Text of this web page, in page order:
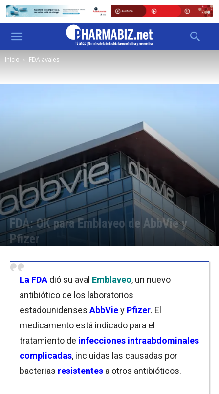
Inicio FDA avales
FDA: OK para Emblaveo de AbbVie y
Pfizer
La FDA dió su aval Emblaveo, un nuevo
antibiótico de los laboratorios
estadounidenses AbbViey Pfizer. El
medicamento está indicado para el
tratamiento de infecciones intraabdominales
complicadas, incluidas las causadas por
bacterias resistentes a otros antibióticos.